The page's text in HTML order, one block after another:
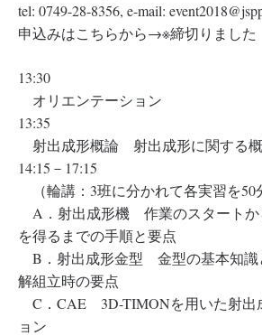
tel: 0749-28-8356, e-mail:
申込みはこちらから→※締切りました
13:30
オリエンテーション
13:35
射出成形概論 射出成形に関する
14:15－17:15
（輪講：3班に分かれて各実習を50
A．射出成形機 作業のスタートか
を得るまでの手順と要点
B．射出成形金型 金型の基本知識
解組立時の要点
C．CAE 3D-TIMONを用いた射出
ョン